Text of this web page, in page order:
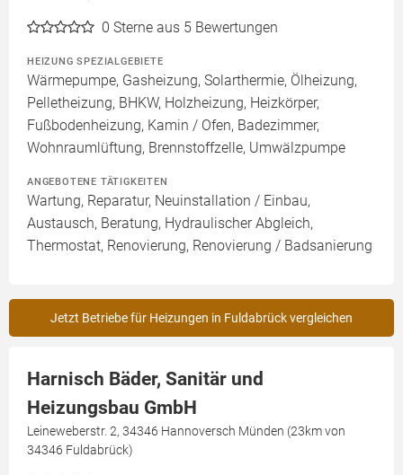
0 Sterne aus 5 Bewertungen
HEIZUNG SPEZIALGEBIETE
Wärmepumpe, Gasheizung, Solarthermie, Ölheizung,
Pelletheizung, BHKW, Holzheizung, Heizkörper,
Fußbodenheizung, Kamin / Ofen, Badezimmer,
Wohnraumlüftung, Brennstoffzelle, Umwälzpumpe
ANGEBOTENE TÄTIGKEITEN
Wartung, Reparatur, Neuinstallation / Einbau,
Austausch, Beratung, Hydraulischer Abgleich,
Thermostat, Renovierung, Renovierung / Badsanierung
Jetzt Betriebe für Heizungen in Fuldabrück vergleichen
Harnisch Bäder, Sanitär und
Heizungsbau GmbH
Leineweberstr. 2, 34346 Hannoversch Münden (23km von
34346 Fuldabrück)